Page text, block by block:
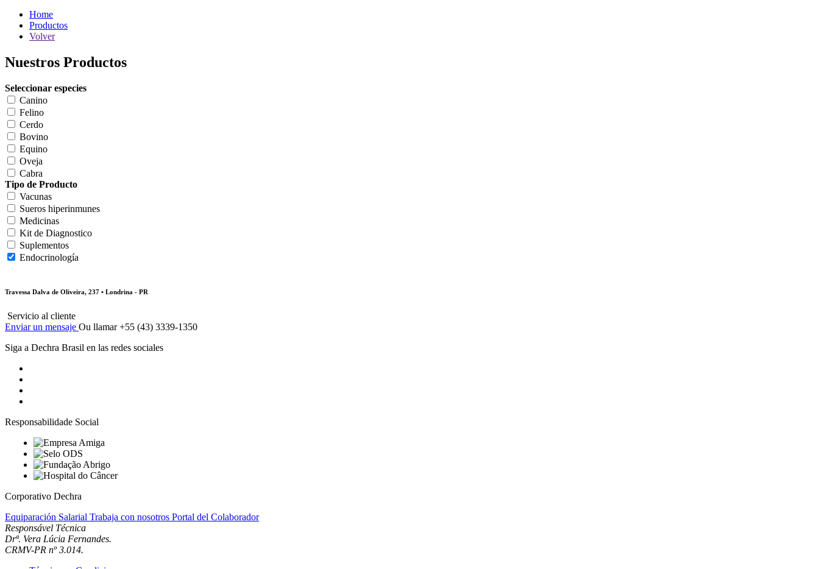
Home
Productos
Volver
Nuestros Productos
Seleccionar especies
Canino
Felino
Cerdo
Bovino
Equino
Oveja
Cabra
Tipo de Producto
Vacunas
Sueros hiperinmunes
Medicinas
Kit de Diagnostico
Suplementos
Endocrinología
Travessa Dalva de Oliveira, 237 • Londrina - PR
Servicio al cliente
Enviar un mensaje Ou llamar +55 (43) 3339-1350
Siga a Dechra Brasil en las redes sociales
Responsabilidade Social
Corporativo Dechra
Equiparación Salarial Trabaja con nosotros Portal del Colaborador
Responsável Técnica
Drª. Vera Lúcia Fernandes.
CRMV-PR nº 3.014.